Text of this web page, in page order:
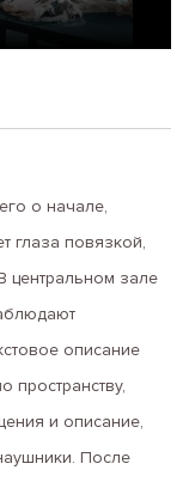
о начале,
глаза повязкой,
центральном зале
описание
пространству,
и описание,
После